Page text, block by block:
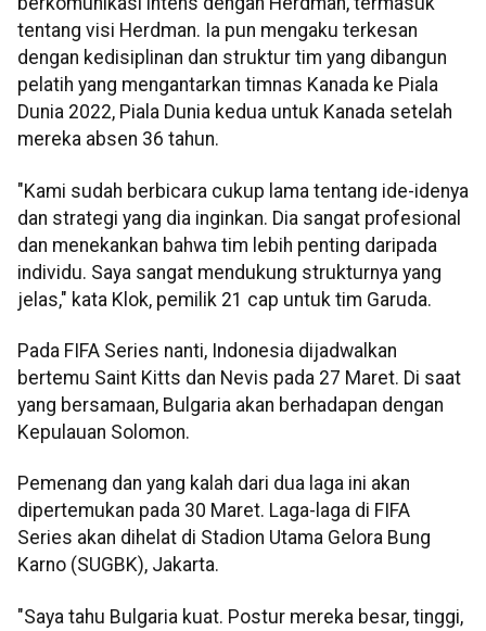
tentang visi Herdman. Ia pun mengaku terkesan
dengan kedisiplinan dan struktur tim yang dibangun
pelatih yang mengantarkan timnas Kanada ke Piala
Dunia 2022, Piala Dunia kedua untuk Kanada setelah
mereka absen 36 tahun.
"Kami sudah berbicara cukup lama tentang ide-idenya
dan strategi yang dia inginkan. Dia sangat profesional
dan menekankan bahwa tim lebih penting daripada
individu. Saya sangat mendukung strukturnya yang
jelas," kata Klok, pemilik 21 cap untuk tim Garuda.
Pada FIFA Series nanti, Indonesia dijadwalkan
bertemu Saint Kitts dan Nevis pada 27 Maret. Di saat
yang bersamaan, Bulgaria akan berhadapan dengan
Kepulauan Solomon.
Pemenang dan yang kalah dari dua laga ini akan
dipertemukan pada 30 Maret. Laga-laga di FIFA
Series akan dihelat di Stadion Utama Gelora Bung
Karno (SUGBK), Jakarta.
"Saya tahu Bulgaria kuat. Postur mereka besar, tinggi,